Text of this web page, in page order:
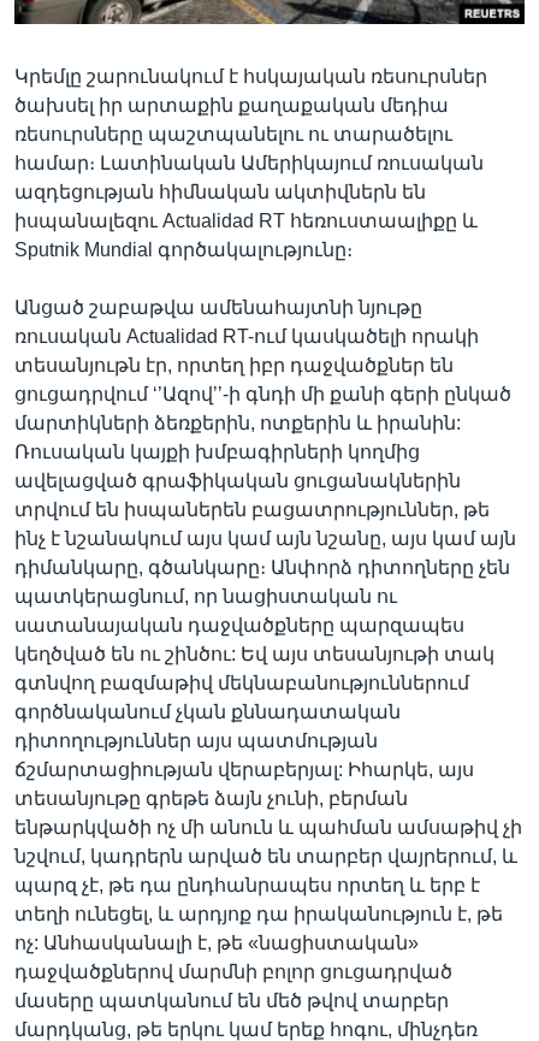
Լեզուներ
Կրեմլը շարունակում է հսկայական ռեսուրսներ
ծախսել իր արտաքին քաղաքական մեդիա
ռեսուրսները պաշտպանելու ու տարածելու
համար։ Լատինական Ամերիկայում ռուսական
ազդեցության հիմնական ակտիվներն են
իսպանալեզու Actualidad RT հեռուստաալիքը և
Sputnik Mundial գործակալությունը։
Անցած շաբաթվա ամենահայտնի նյութը
ռուսական Actualidad RT-ում կասկածելի որակի
տեսանյութն էր, որտեղ իբր դաջվածքներ են
ցուցադրվում ‘’Ազով’’-ի գնդի մի քանի գերի ընկած
մարտիկների ձեռքերին, ոտքերին և իրանին:
Ռուսական կայքի խմբագիրների կողմից
ավելացված գրաֆիկական ցուցանակներին
տրվում են իսպաներեն բացատրություններ, թե
ինչ է նշանակում այս կամ այն նշանը, այս կամ այն
դիմանկարը, գծանկարը։ Անփորձ դիտողները չեն
պատկերացնում, որ նացիստական ու
սատանայական դաջվածքները պարզապես
կեղծված են ու շինծու: Եվ այս տեսանյութի տակ
գտնվող բազմաթիվ մեկնաբանություններում
գործնականում չկան քննադատական
դիտողություններ այս պատմության
ճշմարտացիության վերաբերյալ: Իհարկե, այս
տեսանյութը գրեթե ձայն չունի, բերման
ենթարկվածի ոչ մի անուն և պահման ամսաթիվ չի
նշվում, կադրերն արված են տարբեր վայրերում, և
պարզ չէ, թե դա ընդհանրապես որտեղ և երբ է
տեղի ունեցել, և արդյոք դա իրականություն է, թե
ոչ: Անհասկանալի է, թե «նացիստական»
դաջվածքներով մարմնի բոլոր ցուցադրված
մասերը պատկանում են մեծ թվով տարբեր
մարդկանց, թե երկու կամ երեք հոգու, մինչդեռ